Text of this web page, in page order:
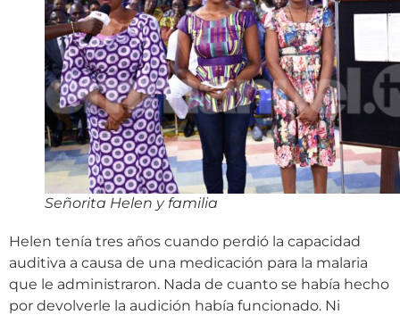
Señorita Helen y familia
Helen tenía tres años cuando perdió la capacidad
auditiva a causa de una medicación para la malaria
que le administraron. Nada de cuanto se había hecho
por devolverle la audición había funcionado. Ni